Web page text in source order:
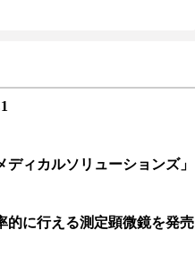
ィカルソリューションズ」
的に行える測定顕微鏡を発売